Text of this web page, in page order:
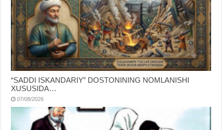
“SADDI ISKANDARIY” DOSTONINING NOMLANISHI
XUSUSIDA…
07/08/2026